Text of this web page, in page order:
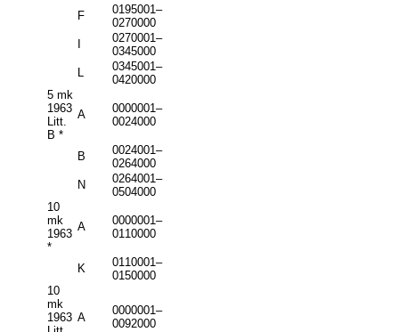
F
0195001–
0270000
0270001–
0345000
L
0345001–
0420000
5 mk
1963
Litt.
B *
A
0000001–
0024000
B
0024001–
0264000
N
0264001–
0504000
10
mk
1963
*
A
0000001–
0110000
K
0110001–
0150000
10
mk
1963 A
0000001–
0092000